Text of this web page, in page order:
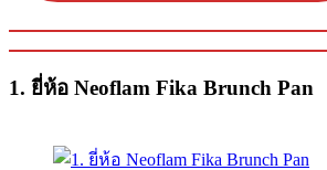
1. ยี่ห้อ Neoflam Fika Brunch Pan